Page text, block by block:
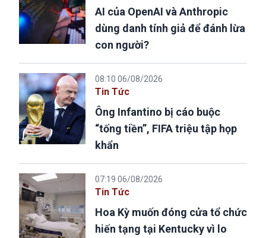
AI của OpenAI và Anthropic
dùng danh tính giả để đánh lừa
con người?
08:10 06/08/2026
Tin Tức
Ông Infantino bị cáo buộc
“tống tiền”, FIFA triệu tập họp
khẩn
07:19 06/08/2026
Tin Tức
Hoa Kỳ muốn đóng cửa tổ chức
hiến tạng tại Kentucky vì lo